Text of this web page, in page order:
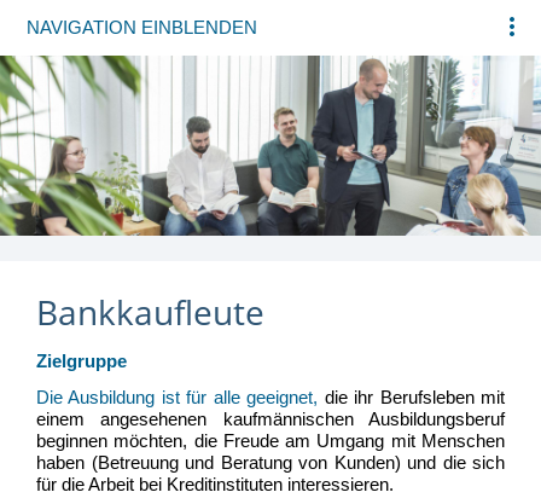
NAVIGATION EINBLENDEN
Bankkaufleute
Zielgruppe
Die Ausbildung ist für alle geeignet, die ihr Berufsleben mit
einem angesehenen kaufmännischen Ausbildungsberuf
beginnen möchten, die Freude am Umgang mit Menschen
haben (Betreuung und Beratung von Kunden) und die sich
für die Arbeit bei Kreditinstituten interessieren.